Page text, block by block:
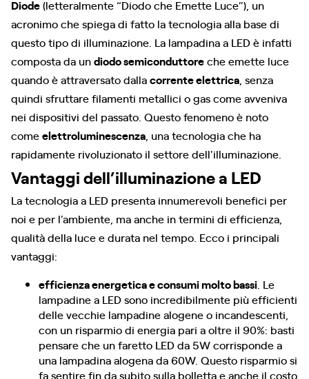
Diode(letteralmente “Diodo che Emette Luce”), un
acronimo che spiega di fatto la tecnologia alla base di
questo tipo di illuminazione. La lampadina a LED è infatti
composta da undiodo semiconduttoreche emette luce
quando è attraversato dallacorrente elettrica , senza
quindi sfruttare filamenti metallici o gas come avveniva
nei dispositivi del passato. Questo fenomeno è noto
comeelettroluminescenza , una tecnologia che ha
rapidamente rivoluzionato il settore dell'illuminazione.
Vantaggi dell’illuminazione a LED
La tecnologia a LED presenta innumerevoli benefici per
noi e per l’ambiente, ma anche in termini di efficienza,
qualità della luce e durata nel tempo. Ecco i principali
vantaggi:
efficienza energetica e consumi molto bassi . Le
lampadine a LED sono incredibilmente più efficienti
delle vecchie lampadine alogene o incandescenti,
con un risparmio di energia pari a oltre il 90%: basti
pensare che un faretto LED da 5W corrisponde a
una lampadina alogena da 60W. Questo risparmio si
fa sentire fin da subito sulla bolletta e anche il costo